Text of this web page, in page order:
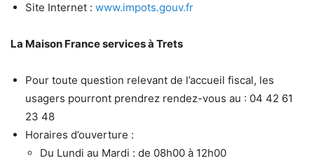
Site Internet : www.impots.gouv.fr
La Maison France services à Trets
Pour toute question relevant de l’accueil fiscal, les
usagers pourront prendrez rendez-vous au : 04 42 61
23 48
Horaires d’ouverture :
Du Lundi au Mardi : de 08h00 à 12h00